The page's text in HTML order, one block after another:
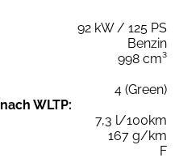
92 kW / 125 PS
Benzin
998 cm³
4 (Green)
WLTP:
7,3 l/100km
167 g/km
F